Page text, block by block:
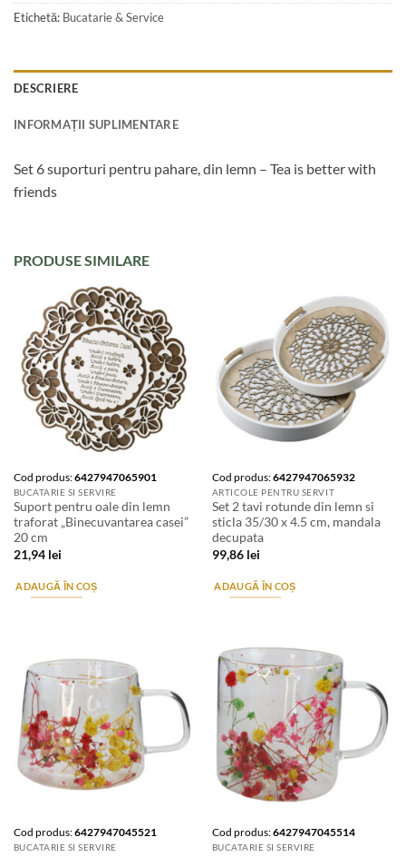
Etichetă: Bucatarie & Service
DESCRIERE
INFORMAȚII SUPLIMENTARE
Set 6 suporturi pentru pahare, din lemn – Tea is better with
friends
PRODUSE SIMILARE
Cod produs:6427947065901
BUCATARIE SI SERVIRE
Suport pentru oale din lemn
traforat „Binecuvantarea casei”
20 cm
21,94 lei
ADAUGĂ ÎN COȘ
Cod produs:6427947065932
ARTICOLE PENTRU SERVIT
Set 2 tavi rotunde din lemn si
sticla 35/30 x 4.5 cm, mandala
decupata
99,86 lei
ADAUGĂ ÎN COȘ
Cod produs:6427947045521
BUCATARIE SI SERVIRE
Cod produs:6427947045514
BUCATARIE SI SERVIRE